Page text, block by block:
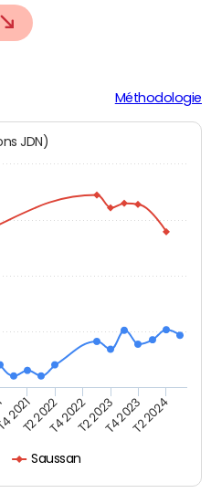
Méthodologie
JDN)
Saussan
2021T2 2022T4 2022T2 2023T4 2023T2 2024